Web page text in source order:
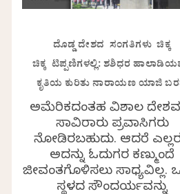
ದೊಡ್ಡ ದೇಶದ ಸಂಗತಿಗಳು ಚಿಕ್ಕ
ಚಿಕ್ಕ ಟಿಪ್ಪಣಿಗಳಲ್ಲಿ: ಶಶಿಧರ
ಕೃತಿಯ ಕುರಿತು ನಾರಾಯಣ ಯಾಜಿ
ಅಮೆರಿಕದಂತಹ ವಿಶಾಲ
ಸಾವಿರಾರು ಪ್ರವಾಸಿಗರು
ನೋಡಿರಬಹುದು. ಆದರೆ
ಅದನ್ನು ಓದುಗರ ಕಣ್ಮುಂದೆ
ಜೀವಂತಗೊಳಿಸಲು ಸಾಧ್ಯವಿಲ್ಲ.
ಸ್ಥಳದ ಸೌಂದರ್ಯವನ್ನು